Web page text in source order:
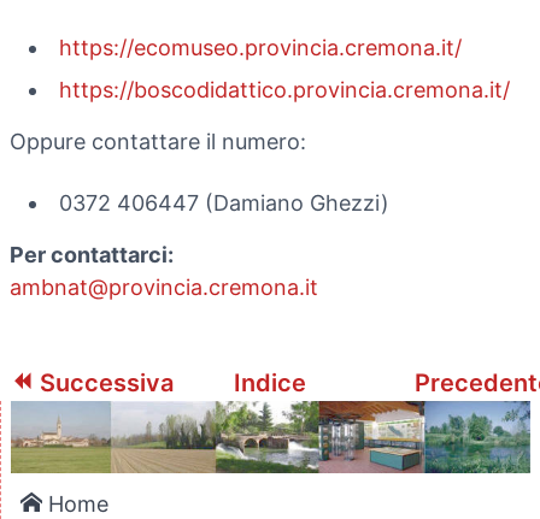
https://ecomuseo.provincia.cremona.it/
https://boscodidattico.provincia.cremona.it/
Oppure contattare il numero:
0372 406447 (Damiano Ghezzi)
Per contattarci:
ambnat@provincia.cremona.it
Successiva Indice
Home